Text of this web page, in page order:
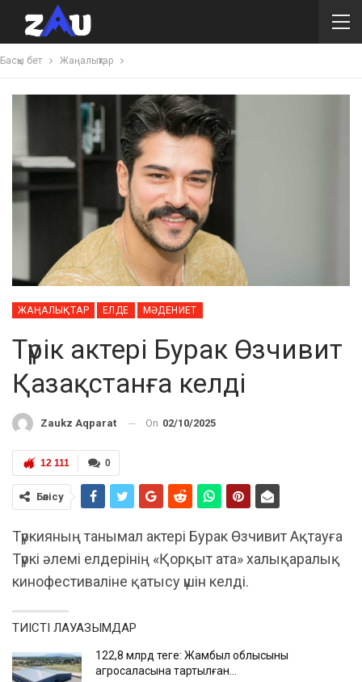
Басқы бет Жаңалықтар
ЖАҢАЛЫҚТАР ЕЛДЕ МӘДЕНИЕТ
Түрік актері Бурак Өзчивит
Қазақстанға келді
Zaukz Aqparat On 02/10/2025
0
12 111
Бөлісу
Түркияның танымал актері Бурак Өзчивит Ақтауға
Түркі әлемі елдерінің «Қорқыт ата» халықаралық
кинофестиваліне қатысу үшін келді.
ТИІСТІ ЛАУАЗЫМДАР
122,8 млрд теңге: Жамбыл облысының
агросаласына тартылған…